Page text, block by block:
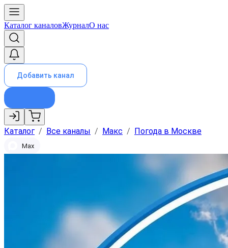
Каталог каналовЖурналО нас
Добавить канал
Каталог / Все каналы / Макс / Погода в Москве
Max